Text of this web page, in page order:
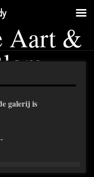
Aart &
galerij is